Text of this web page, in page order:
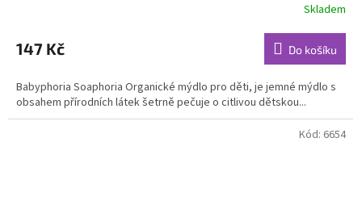
produktu
je
z
5
hvězdiček.
Skladem
147 Kč Do košíku
Babyphoria Soaphoria Organické mýdlo pro děti, je jemné mýdlo s
obsahem přírodních látek šetrně pečuje o citlivou dětskou...
Kód: 6654